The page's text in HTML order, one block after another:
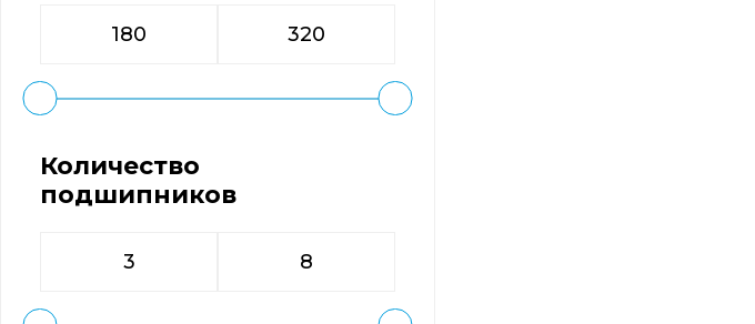
Количество
подшипников